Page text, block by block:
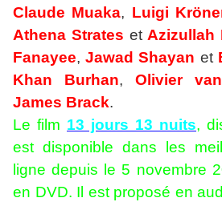
Claude Muaka, Luigi
Athena Strates et Azizullah
Fanayee,Jawad Shayan et
Khan Burhan, Olivier
James Brack.
Le film 13 jours 13 nuits,
est disponible dans les
ligne depuis le 5 novembre
en DVD. Il est proposé en